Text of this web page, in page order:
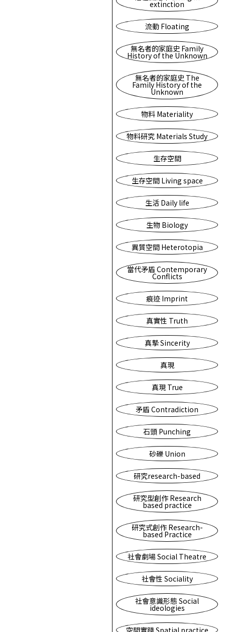
extinction
流動 Floating
無名者的家庭史 Family
History of the Unknown
無名者的家庭史 The
Family History of the
Unknown
物料 Materiality
物料研究 Materials Study
生存空間
生存空間 Living space
生活 Daily life
生物 Biology
異質空間 Heterotopia
當代矛盾 Contemporary
Conflicts
痕迹 Imprint
真實性 Truth
真摯 Sincerity
真現
真現 True
矛盾 Contradiction
石頭 Punching
砂礫 Union
研究research-based
研究型創作 Research
based practice
研究式創作 Research-
based Practice
社會劇場 Social Theatre
社會性 Sociality
社會意識形態 Social
ideologies
空間實踐 Spatial practice